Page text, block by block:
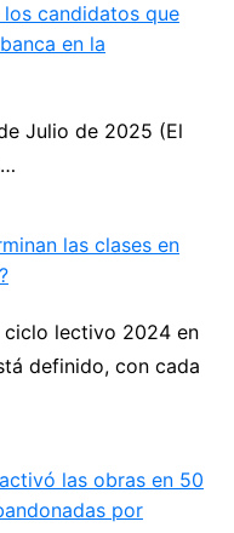
los candidatos que
en la
Julio de 2025 (El
las clases en
ciclo lectivo 2024 en
definido, con cada
las obras en 50
por